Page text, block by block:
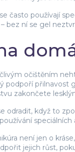
často používají
bez ní se gel
očištěním
podpoří přilnavost
zakončete
odradit, když to
není jen o
jejich růst,